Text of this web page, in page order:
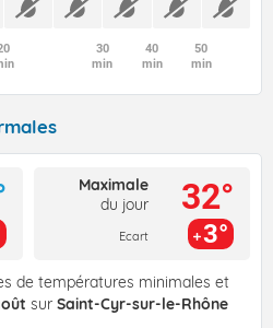
30
min
40
min
50
min
Maximale
du jour
Ecart
32°
3°
de températures minimales et
sur Saint-Cyr-sur-le-Rhône